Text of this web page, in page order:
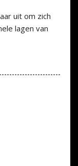
uit om zich
lagen van